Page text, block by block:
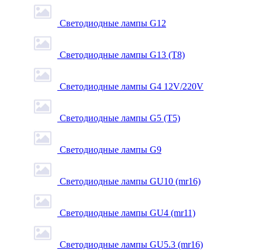
Светодиодные лампы G12
Светодиодные лампы G13 (T8)
Светодиодные лампы G4 12V/220V
Светодиодные лампы G5 (T5)
Светодиодные лампы G9
Светодиодные лампы GU10 (mr16)
Светодиодные лампы GU4 (mr11)
Светодиодные лампы GU5.3 (mr16)